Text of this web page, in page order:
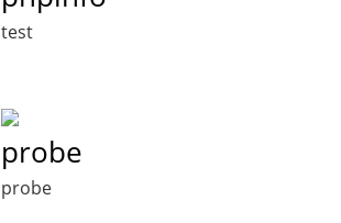
test
probe
probe